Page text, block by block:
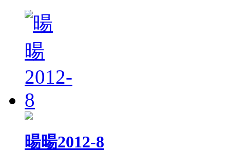
暘暘2012-8